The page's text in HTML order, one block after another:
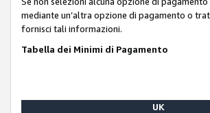
mediante un’altra opzione di pagamento o
fornisci tali informazioni.
Tabella dei Minimi di Pagamento
UK